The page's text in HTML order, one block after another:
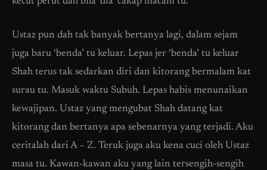
Ustaz pun dah tak banyak bertanya lagi, dalam sejam
juga baru ‘benda’ tu keluar. Lepas jer ‘benda’ tu keluar
Shah terus tak sedarkan diri dan kitorang bermalam kat
surau tu. Masuk waktu Subuh. Lepas habis menunaikan
kewajipan. Ustaz yang mengubat Shah datang kat
kitorang dan bertanya apa sebenarnya yang terjadi. Aku
ceritalah dari A – Z. Teruk juga aku kena cuci oleh Ustaz
masa tu. Kawan-kawan aku yang lain tersengih-sengih